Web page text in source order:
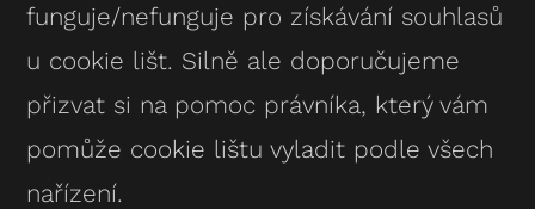
funguje/nefunguje pro získávání souhlasů
u cookie lišt. Silně ale doporučujeme
přizvat si na pomoc právníka, který vám
pomůže cookie lištu vyladit podle všech
nařízení.